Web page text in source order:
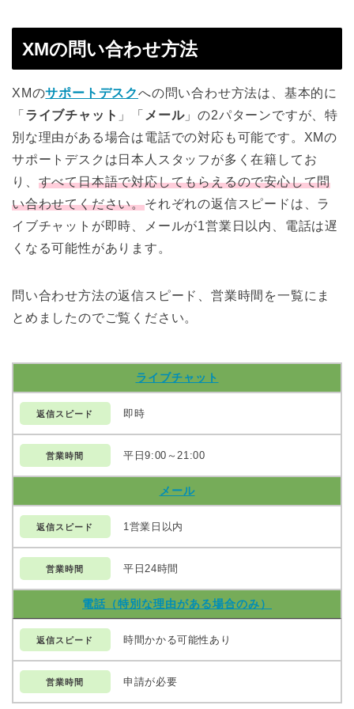
XMの問い合わせ方法
XMのサポートデスクへの問い合わせ方法は、基本的に
「 ライブチャット 」「 メール」の2パターンですが、特
別な理由がある場合は電話での対応も可能です。XMの
サポートデスクは日本人スタッフが多く在籍してお
り、 すべて日本語で対応してもらえるので安心して問
い合わせてください。それぞれの返信スピードは、ラ
イブチャットが即時、メールが1営業日以内、電話は遅
くなる可能性があります。
問い合わせ方法の返信スピード、営業時間を一覧にま
とめましたのでご覧ください。
ライブチャット
即時
平日9:00～21:00
メール
1営業日以内
平日24時間
電話（特別な理由がある場合のみ）
時間かかる可能性あり
申請が必要